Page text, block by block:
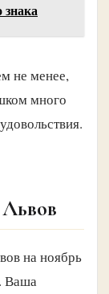
знака
не менее,
много
на ноябрь
Ваша